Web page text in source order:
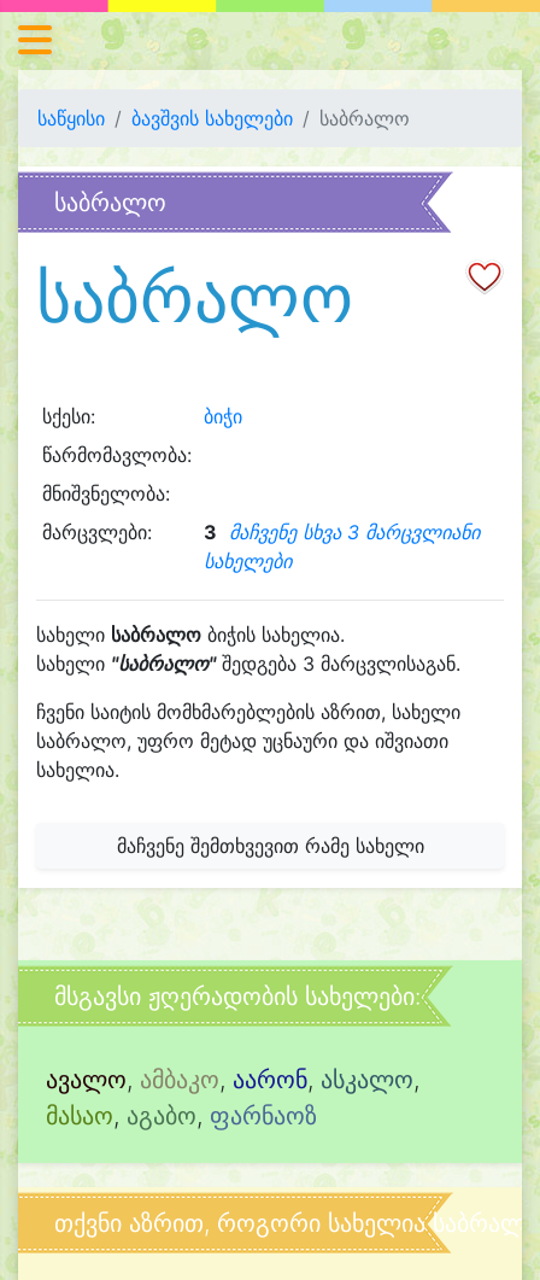
საწყისი ბავშვის სახელები საბრალო
საბრალო
საბრალო
სქესი:
ბიჭი
წარმომავლობა:
მნიშვნელობა:
მარცვლები:
3 მაჩვენე სხვა 3 მარცვლიანი
სახელები
სახელი საბრალო ბიჭის სახელია.
სახელი "საბრალო"შედგება 3 მარცვლისაგან.
ჩვენი საიტის მომხმარებლების აზრით, სახელი
საბრალო, უფრო მეტად უცნაური და იშვიათი
სახელია.
მაჩვენე შემთხვევით რამე სახელი
მსგავსი ჟღერადობის სახელები:
ავალო, ამბაკო, აარონ, ასკალო,
მასაო, აგაბო, ფარნაოზ
თქვნი აზრით, როგორი სახელია